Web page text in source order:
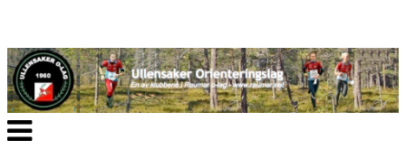
Veksle
navigasjon